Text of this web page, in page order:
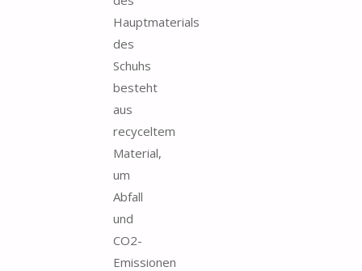
Hauptmaterials
des
Schuhs
besteht
aus
recyceltem
Material,
um
Abfall
und
CO2-
Emissionen